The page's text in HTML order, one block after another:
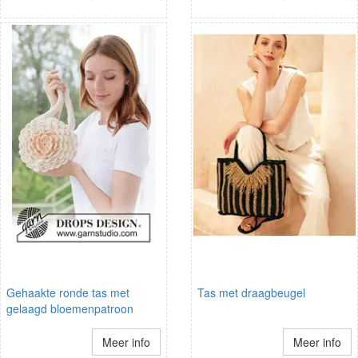
Gehaakte ronde tas met
gelaagd bloemenpatroon
Meer info
Tas met draagbeugel
Meer info